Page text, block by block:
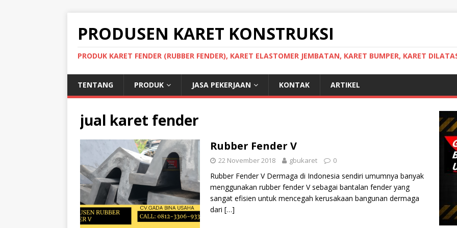
PRODUSEN KARET KONSTRUKSI
PRODUK KARET FENDER (RUBBER FENDER), KARET ELASTOMER JEMBATAN, KARET BUMPER, KARET
TENTANG PRODUK JASA PEKERJAAN KONTAK ARTIKEL
jual karet fender
Rubber Fender V
22 November 2018 gbukaret 0
Rubber Fender V Dermaga di Indonesia sendiri umumnya banyak
menggunakan rubber fender V sebagai bantalan fender yang
sangat efisien untuk mencegah kerusakaan bangunan dermaga
dari […]